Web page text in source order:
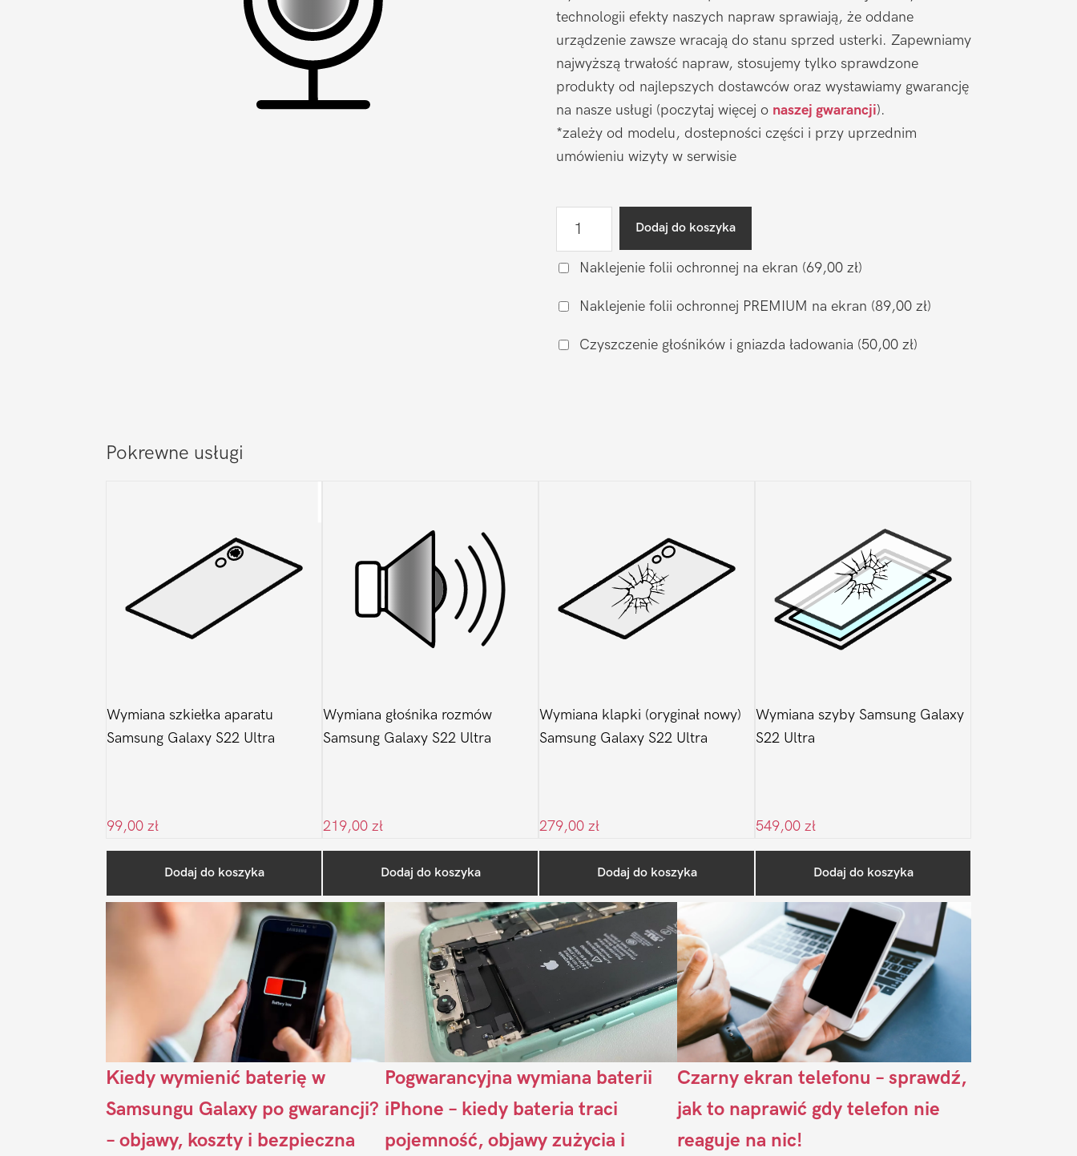
technologii efekty naszych napraw sprawiają, że oddane
urządzenie zawsze wracają do stanu sprzed usterki. Zapewniamy
najwyższą trwałość napraw, stosujemy tylko sprawdzone
produkty od najlepszych dostawców oraz wystawiamy gwarancję
na nasze usługi (poczytaj więcej o naszej gwarancji).
*zależy od modelu, dostepności części i przy uprzednim
umówieniu wizyty w serwisie
mikrofonu
Galaxy
Dodaj do koszyka
Naklejenie folii ochronnej na ekran (69,00 zł)
Naklejenie folii ochronnej PREMIUM na ekran (89,00 zł)
Czyszczenie głośników i gniazda ładowania (50,00 zł)
Pokrewne usługi
Wymiana szkiełka aparatu
Samsung Galaxy S22 Ultra
99,00 zł
Dodaj do koszyka
Wymiana głośnika rozmów
Samsung Galaxy S22 Ultra
219,00 zł
Dodaj do koszyka
Wymiana klapki (oryginał nowy)
Samsung Galaxy S22 Ultra
279,00 zł
Dodaj do koszyka
Wymiana szyby Samsung Galaxy
S22 Ultra
549,00 zł
Dodaj do koszyka
Sidebar
Ostatnio na blogu
Kiedy wymienić baterię w
Samsungu Galaxy po gwarancji?
– objawy, koszty i bezpieczna
Pogwarancyjna wymiana baterii
iPhone – kiedy bateria traci
pojemność, objawy zużycia i
Czarny ekran telefonu – sprawdź,
jak to naprawić gdy telefon nie
reaguje na nic!